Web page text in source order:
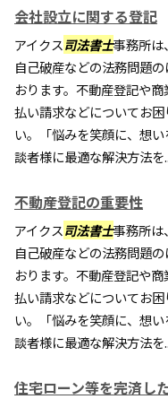
会社設立に関する登記
アイクス司法書士事務所は、
自己破産などの法務問題の
おります。不動産登記や商
払い請求などについてお
い。「悩みを笑顔に、想
談者様に最適な解決方法を
不動産登記の重要性
アイクス司法書士事務所は、
自己破産などの法務問題の
おります。不動産登記や商
払い請求などについてお
い。「悩みを笑顔に、想
談者様に最適な解決方法を
住宅ローン等を完済し